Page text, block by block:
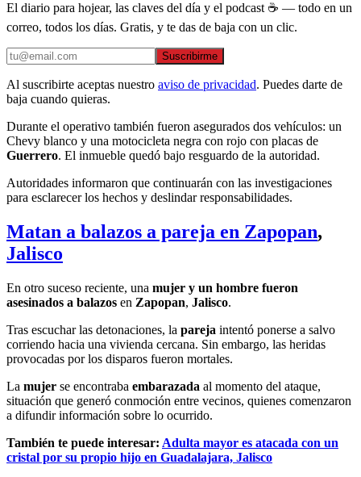
El diario para hojear, las claves del día y el podcast ☕ — todo en un
correo, todos los días. Gratis, y te das de baja con un clic.
Suscribirme
Al suscribirte aceptas nuestro aviso de privacidad. Puedes darte de
baja cuando quieras.
Durante el operativo también fueron asegurados dos vehículos: un
Chevy blanco y una motocicleta negra con rojo con placas de
Guerrero. El inmueble quedó bajo resguardo de la autoridad.
Autoridades informaron que continuarán con las investigaciones
para esclarecer los hechos y deslindar responsabilidades.
Matan a balazos a pareja en Zapopan,
Jalisco
En otro suceso reciente, una mujer y un hombre fueron
asesinados a balazos en Zapopan, Jalisco.
Tras escuchar las detonaciones, la pareja intentó ponerse a salvo
corriendo hacia una vivienda cercana. Sin embargo, las heridas
provocadas por los disparos fueron mortales.
La mujer se encontraba embarazada al momento del ataque,
situación que generó conmoción entre vecinos, quienes comenzaron
a difundir información sobre lo ocurrido.
También te puede interesar: Adulta mayor es atacada con un
cristal por su propio hijo en Guadalajara, Jalisco